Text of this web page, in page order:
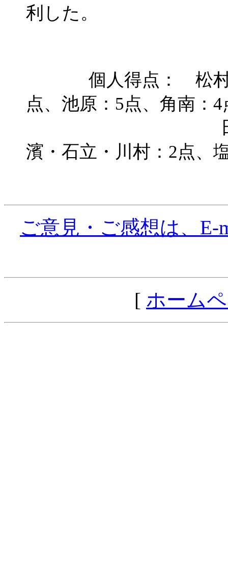
利した。
個人得点： 松村：
点、池原：5点、角南：
田中・石野
濱・石立・川村：2点、
ご意見・ご感想は、E-
[ ホーム